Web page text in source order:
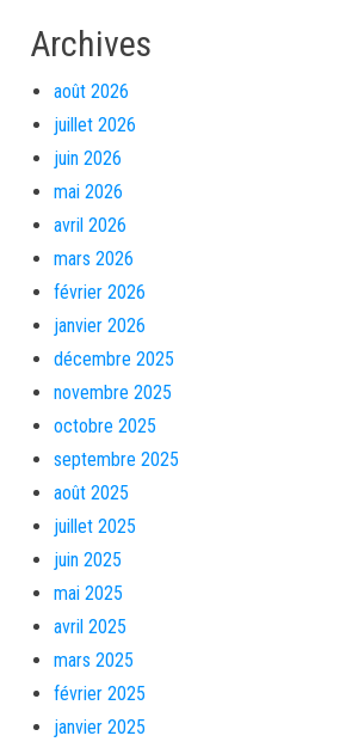
Archives
août 2026
juillet 2026
juin 2026
mai 2026
avril 2026
mars 2026
février 2026
janvier 2026
décembre 2025
novembre 2025
octobre 2025
septembre 2025
août 2025
juillet 2025
juin 2025
mai 2025
avril 2025
mars 2025
février 2025
janvier 2025